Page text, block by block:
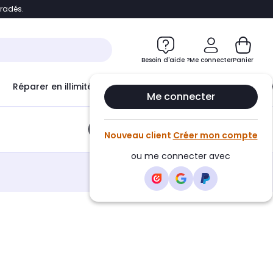
Accéder directement au chatbot
Besoin d'aide ?Me connecter
Me connecter
Nouveau client Créer mon compte
ou me connecter avec
Panier
Réparer en illimité avec Le Club Infinity
Ajouter au panier